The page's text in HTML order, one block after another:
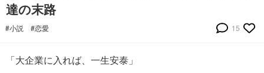
達の末路
#小説 #恋愛 15
「大企業に入れば、一生安泰」